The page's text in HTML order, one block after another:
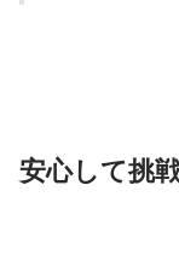
安心して挑